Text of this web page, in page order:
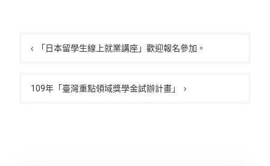
章
覽
「日本留學生線上就業講座」歡迎報名參加。
109年「臺灣重點領域獎學金試辦計畫」